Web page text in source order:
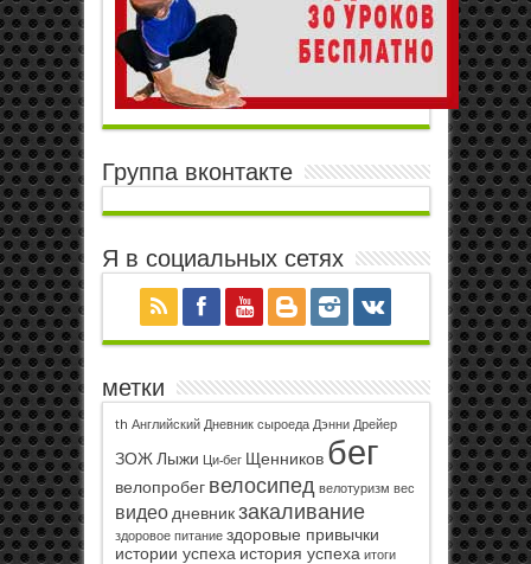
Группа вконтакте
Я в социальных сетях
метки
th Английский Дневник сыроеда Дэнни Дрейер
ЗОЖ Лыжи Ци-бег Щенников бег
велопробег велосипед велотуризм вес
видео дневник закаливание
здоровое питание здоровые привычки
истории успеха история успеха итоги